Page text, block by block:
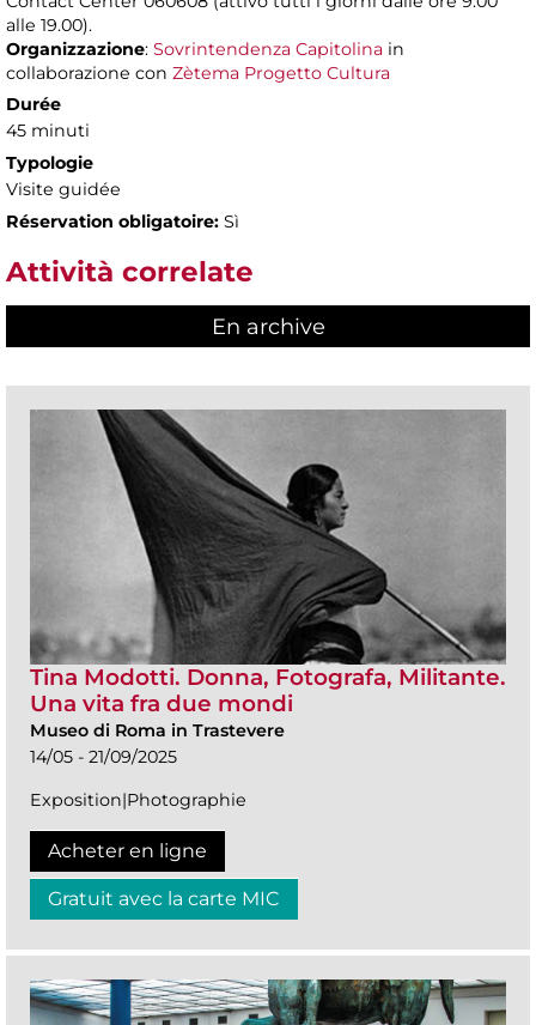
alle 19.00).
Organizzazione: Sovrintendenza Capitolina in
collaborazione con Zètema Progetto Cultura
Durée
45 minuti
Typologie
Visite guidée
Réservation obligatoire: Sì
Attività correlate
En archive
Tina Modotti. Donna, Fotografa, Militante.
Una vita fra due mondi
Museo di Roma in Trastevere
14/05 - 21/09/2025
Exposition|Photographie
Acheter en ligne
Gratuit avec la carte MIC